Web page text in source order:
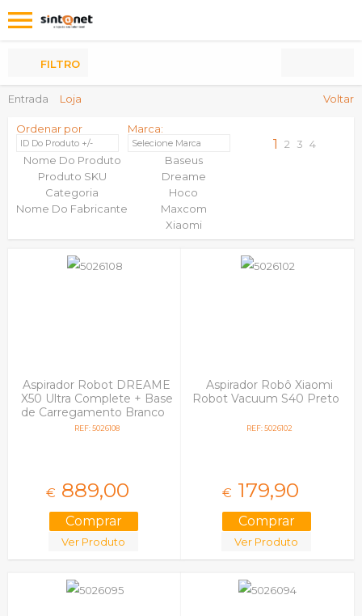
Entrada Loja Voltar
FILTRO
Ordenar por
ID Do Produto +/-
Nome Do Produto
Produto SKU
Categoria
Nome Do Fabricante
Marca:
Selecione Marca
Baseus
Dreame
Hoco
Maxcom
Xiaomi
1 2 3 4
Aspirador Robot DREAME
X50 Ultra Complete + Base
de Carregamento Branco
REF: 5026108
€ 889,00
Ver Produto
Aspirador Robô Xiaomi
Robot Vacuum S40 Preto
REF: 5026102
€ 179,90
Ver Produto